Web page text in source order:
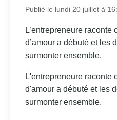
Publié le lundi 20 juillet à
L’entrepreneure
d’amour a débuté et les
surmonter ensemble.
L'entrepreneure raconte
d'amour a débuté et les
surmonter ensemble.